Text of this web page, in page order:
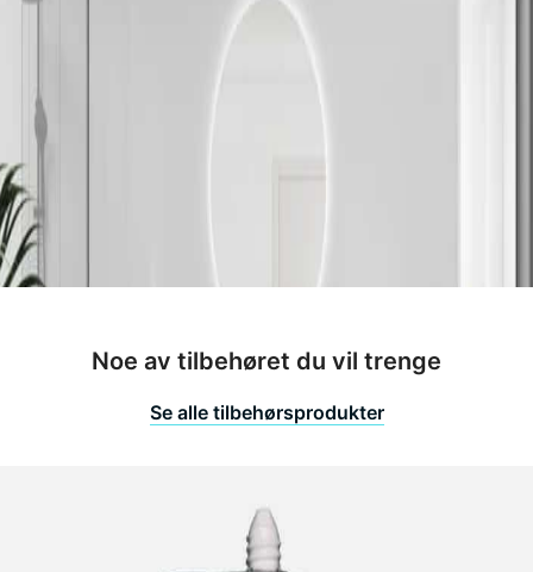
Noe av tilbehøret du vil trenge
Se alle tilbehørsprodukter